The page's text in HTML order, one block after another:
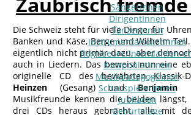
SängerInnen
DirigentInnen
TänzerInnen
InstrumentalsolistInnen
Regisseure/Intendanten-
KomponistInnen
MusikpädagogInnen
SchauspielerInnen
Jubilaeen
Geburtstage
Die Schweiz steht für viele Dinge, für
Banken und Käse, Berge und Wilhelm
eigentlich nicht primär dazu, aber
auch in Liedern. Das beweist nun eine
originelle CD des bewährten
Heinzen (Gesang) undBenjamin
Musikfreunde kennen die beiden längst,
drei CDs heraus gebracht, alle mit